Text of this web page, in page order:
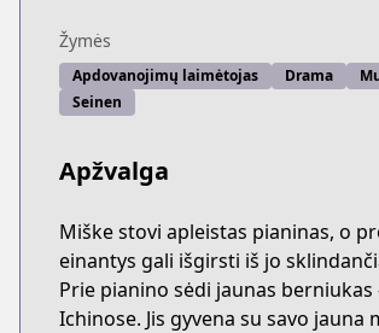
Žymės
Apdovanojimų laimėtojas Drama
Seinen
Apžvalga
Miške stovi apleistas pianinas, o
einantys gali išgirsti iš jo
Prie pianino sėdi jaunas berniukas
Ichinose. Jis gyvena su savo jauna